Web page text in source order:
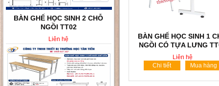
BÀN GHẾ HỌC SINH KHÔNG
TỰA LƯNG TT008
Liên hệ
BÀN GHẾ HỌC SINH 1
NGỒI CÓ TỰA LƯNG
Liên hệ
Chi tiết
Mua hàng